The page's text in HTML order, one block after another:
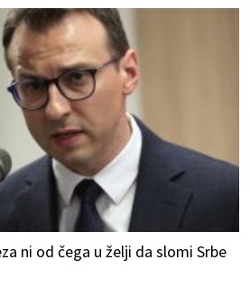
ni od čega u želji da slomi Srbe